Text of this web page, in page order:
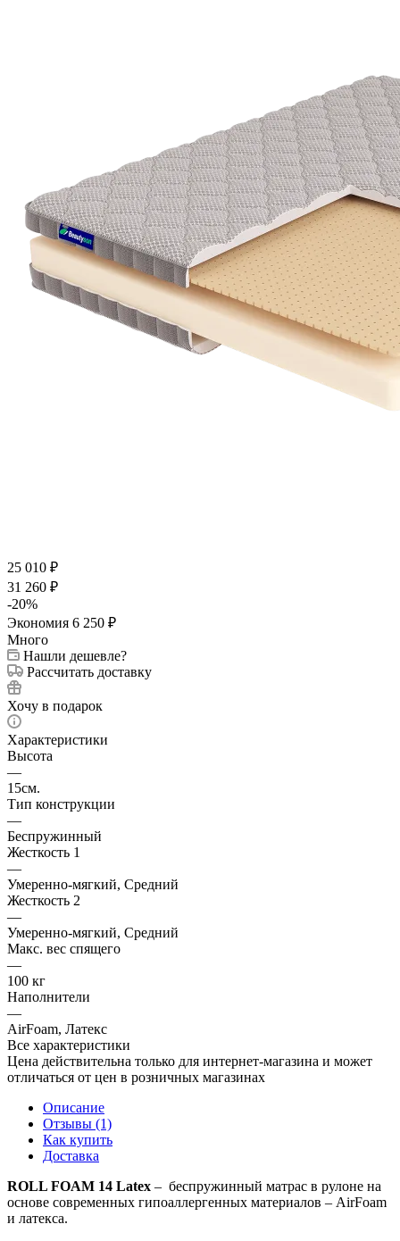
25 010 ₽
31 260 ₽
-20%
Экономия 6 250 ₽
Много
Нашли дешевле?
Рассчитать доставку
Хочу в подарок
Характеристики
Высота
—
15см.
Тип конструкции
—
Беспружинный
Жесткость 1
—
Умеренно-мягкий, Средний
Жесткость 2
—
Умеренно-мягкий, Средний
Макс. вес спящего
—
100 кг
Наполнители
—
AirFoam, Латекс
Все характеристики
Цена действительна только для интернет-магазина и может
отличаться от цен в розничных магазинах
Описание
Отзывы (1)
Как купить
Доставка
ROLL FOAM 14 Latex – беспружинный матрас в рулоне на
основе современных гипоаллергенных материалов – AirFoam
и латекса.